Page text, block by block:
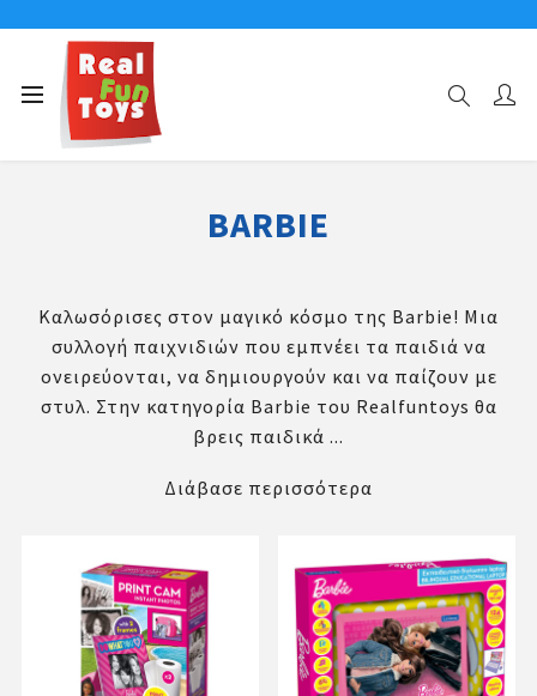
Αρχική σελίδα
BARBIE
Καλωσόρισες στον μαγικό κόσμο της Barbie! Μια
συλλογή παιχνιδιών που εμπνέει τα παιδιά να
ονειρεύονται, να δημιουργούν και να παίζουν με
στυλ. Στην κατηγορία Barbie του Realfuntoys θα
βρεις παιδικά ...
Διάβασε περισσότερα